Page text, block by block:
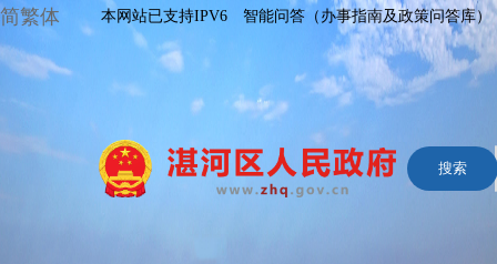
简繁体 本网站已支持IPV6 智能问答（办事指南及政策问答库）